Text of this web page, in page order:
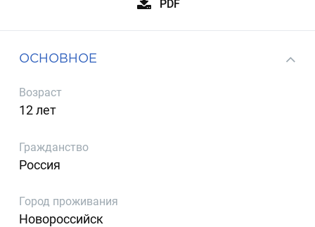
PDF
ОСНОВНОЕ
Возраст
12 лет
Гражданство
Россия
Город проживания
Новороссийск